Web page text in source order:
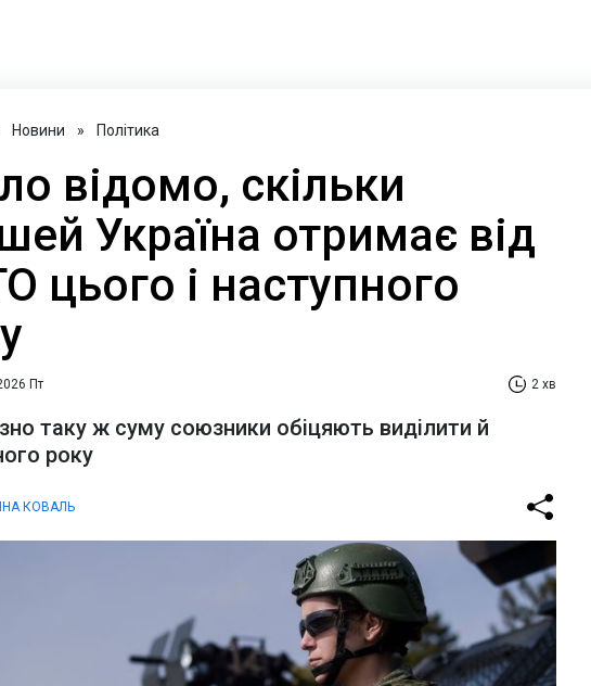
Новини » Політика
відомо, скільки
Україна отримає від
цього і наступного
Пт 2 хв
таку ж суму союзники обіцяють виділити й
року
КОВАЛЬ